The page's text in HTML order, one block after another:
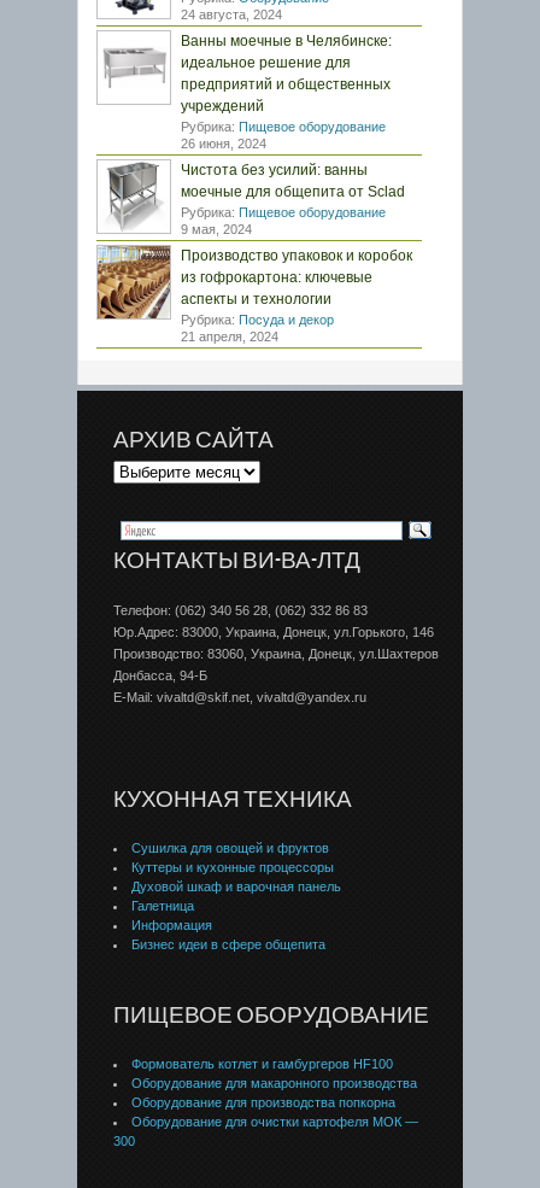
24 августа, 2024
Ванны моечные в Челябинске:
идеальное решение для
предприятий и общественных
учреждений
Рубрика: Пищевое оборудование
26 июня, 2024
Чистота без усилий: ванны
моечные для общепита от Sclad
Рубрика: Пищевое оборудование
9 мая, 2024
Производство упаковок и коробок
из гофрокартона: ключевые
аспекты и технологии
Рубрика: Посуда и декор
21 апреля, 2024
АРХИВ САЙТА
КОНТАКТЫ ВИ-ВА-ЛТД
Телефон: (062) 340 56 28, (062) 332 86 83
Юр.Адрес: 83000, Украина, Донецк, ул.Горького, 146
Производство: 83060, Украина, Донецк, ул.Шахтеров
Донбаcса, 94-Б
E-Mail: vivaltd@skif.net, vivaltd@yandex.ru
КУХОННАЯ ТЕХНИКА
Сушилка для овощей и фруктов
Куттеры и кухонные процессоры
Духовой шкаф и варочная панель
Галетница
Информация
Бизнес идеи в сфере общепита
ПИЩЕВОЕ ОБОРУДОВАНИЕ
Формователь котлет и гамбургеров HF100
Оборудование для макаронного производства
Оборудование для производства попкорна
Оборудование для очистки картофеля МОК —
300